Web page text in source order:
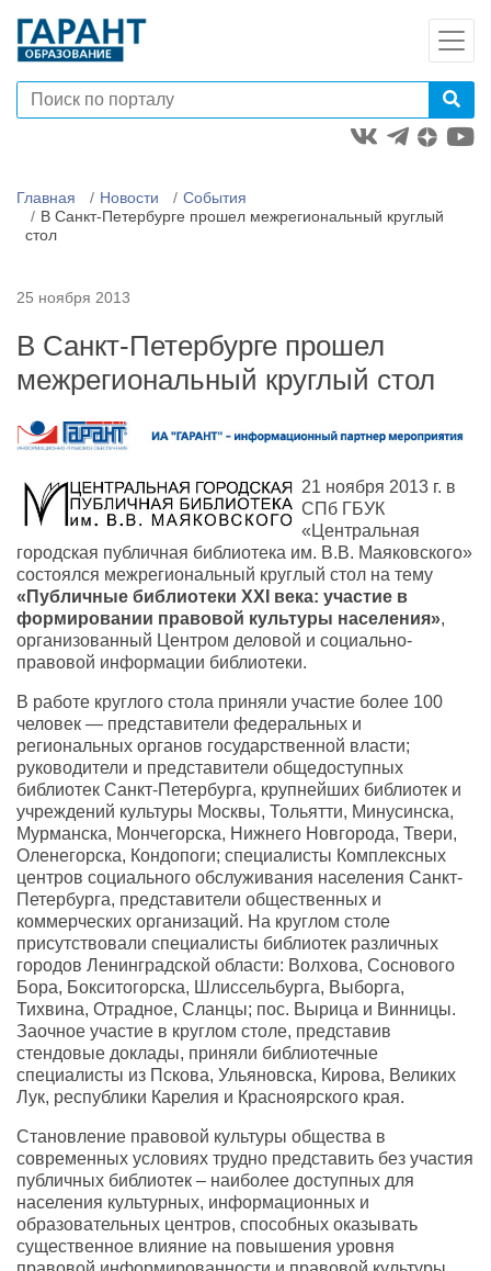
Главная Новости
События
В Санкт-Петербурге прошел межрегиональный круглый
стол
25 ноября 2013
В Санкт-Петербурге прошел
межрегиональный круглый стол
21 ноября 2013 г. в
СПб ГБУК
«Центральная
городская публичная библиотека им. В.В. Маяковского»
состоялся межрегиональный круглый стол на тему
«Публичные библиотеки XXI века: участие в
формировании правовой культуры населения»,
организованный Центром деловой и социально-
правовой информации библиотеки.
В работе круглого стола приняли участие более 100
человек — представители федеральных и
региональных органов государственной власти;
руководители и представители общедоступных
библиотек Санкт-Петербурга, крупнейших библиотек и
учреждений культуры Москвы, Тольятти, Минусинска,
Мурманска, Мончегорска, Нижнего Новгорода, Твери,
Оленегорска, Кондопоги; специалисты Комплексных
центров социального обслуживания населения Санкт-
Петербурга, представители общественных и
коммерческих организаций. На круглом столе
присутствовали специалисты библиотек различных
городов Ленинградской области: Волхова, Соснового
Бора, Бокситогорска, Шлиссельбурга, Выборга,
Тихвина, Отрадное, Сланцы; пос. Вырица и Винницы.
Заочное участие в круглом столе, представив
стендовые доклады, приняли библиотечные
специалисты из Пскова, Ульяновска, Кирова, Великих
Лук, республики Карелия и Красноярского края.
Становление правовой культуры общества в
современных условиях трудно представить без участия
публичных библиотек – наиболее доступных для
населения культурных, информационных и
образовательных центров, способных оказывать
существенное влияние на повышения уровня